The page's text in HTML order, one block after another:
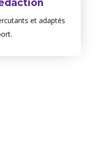
et adaptés